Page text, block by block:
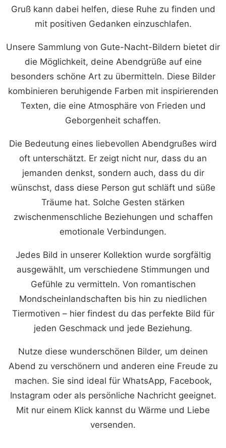
Gruß kann dabei helfen, diese Ruhe zu finden und
mit positiven Gedanken einzuschlafen.
Unsere Sammlung von Gute-Nacht-Bildern bietet dir
die Möglichkeit, deine Abendgrüße auf eine
besonders schöne Art zu übermitteln. Diese Bilder
kombinieren beruhigende Farben mit inspirierenden
Texten, die eine Atmosphäre von Frieden und
Geborgenheit schaffen.
Die Bedeutung eines liebevollen Abendgrußes wird
oft unterschätzt. Er zeigt nicht nur, dass du an
jemanden denkst, sondern auch, dass du dir
wünschst, dass diese Person gut schläft und süße
Träume hat. Solche Gesten stärken
zwischenmenschliche Beziehungen und schaffen
emotionale Verbindungen.
Jedes Bild in unserer Kollektion wurde sorgfältig
ausgewählt, um verschiedene Stimmungen und
Gefühle zu vermitteln. Von romantischen
Mondscheinlandschaften bis hin zu niedlichen
Tiermotiven – hier findest du das perfekte Bild für
jeden Geschmack und jede Beziehung.
Nutze diese wunderschönen Bilder, um deinen
Abend zu verschönern und anderen eine Freude zu
machen. Sie sind ideal für WhatsApp, Facebook,
Instagram oder als persönliche Nachricht geeignet.
Mit nur einem Klick kannst du Wärme und Liebe
versenden.